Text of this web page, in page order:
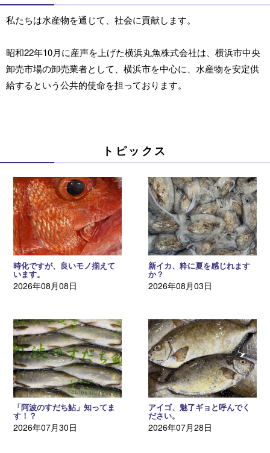
私たちは水産物を通じて、社会に貢献します。
昭和22年10月に産声を上げた横浜丸魚株式会社は、横浜市中央
卸売市場の卸売業者として、横浜市を中心に、水産物を安定供
給するという公共的使命を担っております。
トピックス
時化ですが、良いモノ揃えて
います。
2026年08月08日
新イカ、粋に夏を感じれます
か？
2026年08月03日
「阿波のすだち鮎」知ってま
す！？
2026年07月30日
アイゴ、魅了ギョと呼んでく
ださい。
2026年07月28日